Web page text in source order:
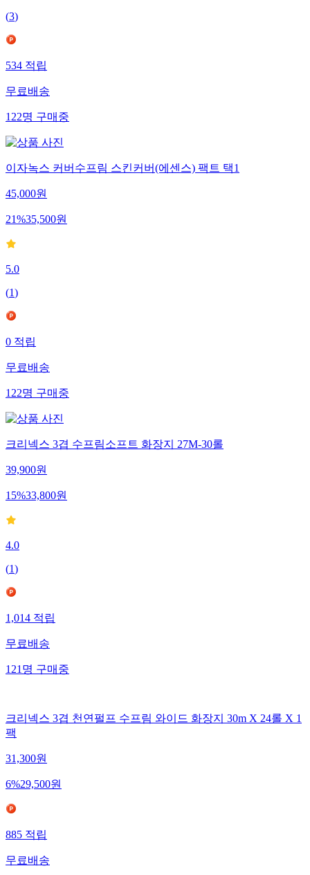
(3)
534적립
무료배송
122명구매중
이자녹스 커버수프림 스킨커버(에센스) 팩트 택1
45,000원
21%35,500원
5.0
(1)
0적립
무료배송
122명구매중
크리넥스 3겹 수프림소프트 화장지 27M-30롤
39,900원
15%33,800원
4.0
(1)
1,014적립
무료배송
121명구매중
크리넥스 3겹 천연펄프 수프림 와이드 화장지 30m X 24롤 X 1
팩
31,300원
6%29,500원
885적립
무료배송